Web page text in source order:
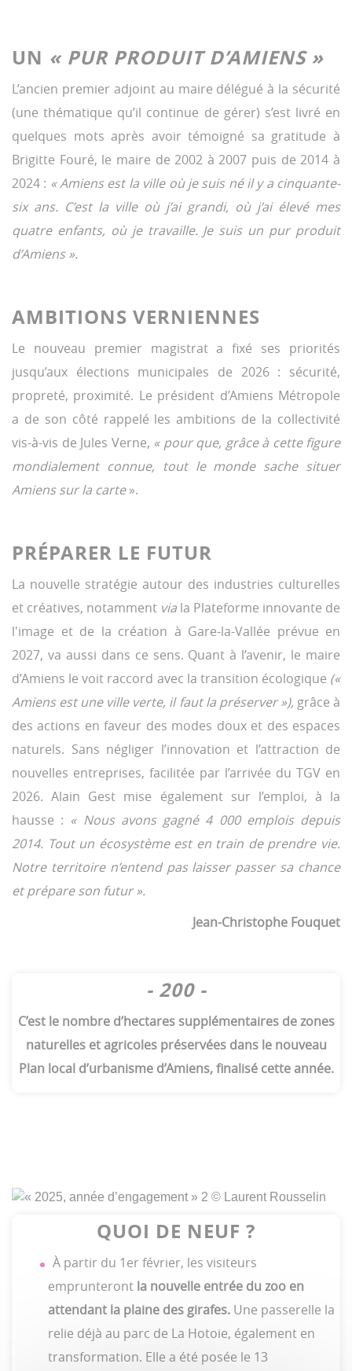
UN « PUR PRODUIT D’AMIENS »
L’ancien premier adjoint au maire délégué à la sécurité
(une thématique qu’il continue de gérer) s’est livré en
quelques mots après avoir témoigné sa gratitude à
Brigitte Fouré, le maire de 2002 à 2007 puis de 2014 à
2024 : « Amiens est la ville où je suis né il y a cinquante-
six ans. C’est la ville où j’ai grandi, où j’ai élevé mes
quatre enfants, où je travaille. Je suis un pur produit
d’Amiens ».
AMBITIONS VERNIENNES
Le nouveau premier magistrat a fixé ses priorités
jusqu’aux élections municipales de 2026 : sécurité,
propreté, proximité. Le président d’Amiens Métropole
a de son côté rappelé les ambitions de la collectivité
vis-à-vis de Jules Verne, « pour que, grâce à cette figure
mondialement connue, tout le monde sache situer
Amiens sur la carte».
PRÉPARER LE FUTUR
La nouvelle stratégie autour des industries culturelles
et créatives, notamment via la Plateforme innovante de
l'image et de la création à Gare-la-Vallée prévue en
2027, va aussi dans ce sens. Quant à l’avenir, le maire
d’Amiens le voit raccord avec la transition écologique («
Amiens est une ville verte, il faut la préserver »), grâce à
des actions en faveur des modes doux et des espaces
naturels. Sans négliger l’innovation et l’attraction de
nouvelles entreprises, facilitée par l’arrivée du TGV en
2026. Alain Gest mise également sur l’emploi, à la
hausse : « Nous avons gagné 4 000 emplois depuis
2014. Tout un écosystème est en train de prendre vie.
Notre territoire n’entend pas laisser passer sa chance
et prépare son futur ».
Jean-Christophe Fouquet
- 200 -
C’est le nombre d’hectares supplémentaires de zones
naturelles et agricoles préservées dans le nouveau
Plan local d’urbanisme d’Amiens, finalisé cette année.
QUOI DE NEUF ?
À partir du 1er février, les visiteurs
emprunteront la nouvelle entrée du zoo en
attendant la plaine des girafes. Une passerelle la
relie déjà au parc de La Hotoie, également en
transformation. Elle a été posée le 13